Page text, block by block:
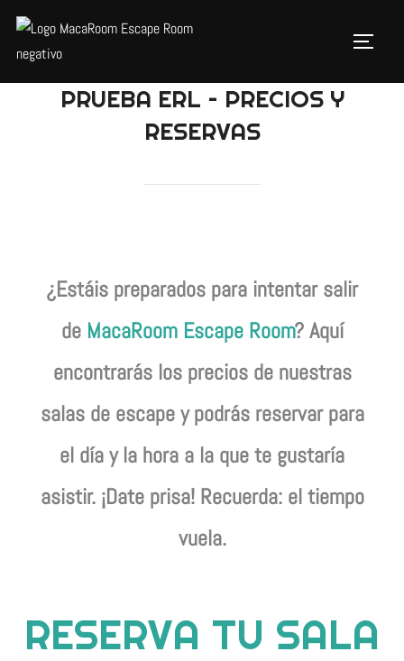
PRUEBA ERL – PRECIOS Y
RESERVAS
¿Estáis preparados para intentar salir
de MacaRoom Escape Room? Aquí
encontrarás los precios de nuestras
salas de escape y podrás reservar para
el día y la hora a la que te gustaría
asistir. ¡Date prisa! Recuerda: el tiempo
vuela.
RESERVA TU SALA